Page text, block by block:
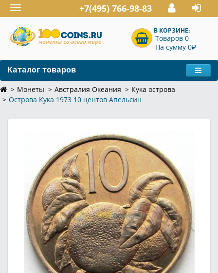
Toggle
navigation
+7(495) 766-98-83
В КОРЗИНЕ:
Товаров 0
На сумму 0P
Каталог товаров
Монеты Австралия Океания
Кука острова
Острова Кука 1973 10 центов Апельсин